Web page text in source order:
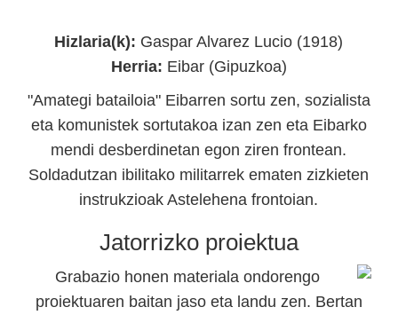
Hizlaria(k): Gaspar Alvarez Lucio (1918)
Herria: Eibar (Gipuzkoa)
"Amategi batailoia" Eibarren sortu zen, sozialista
eta komunistek sortutakoa izan zen eta Eibarko
mendi desberdinetan egon ziren frontean.
Soldadutzan ibilitako militarrek ematen zizkieten
instrukzioak Astelehena frontoian.
Jatorrizko proiektua
Grabazio honen materiala ondorengo
proiektuaren baitan jaso eta landu zen. Bertan